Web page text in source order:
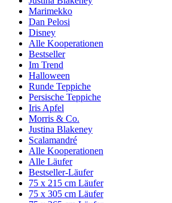
Marimekko
Dan Pelosi
Disney
Alle Kooperationen
Bestseller
Im Trend
Halloween
Runde Teppiche
Persische Teppiche
Iris Apfel
Morris & Co.
Justina Blakeney
Scalamandré
Alle Kooperationen
Alle Läufer
Bestseller-Läufer
75 x 215 cm Läufer
75 x 305 cm Läufer